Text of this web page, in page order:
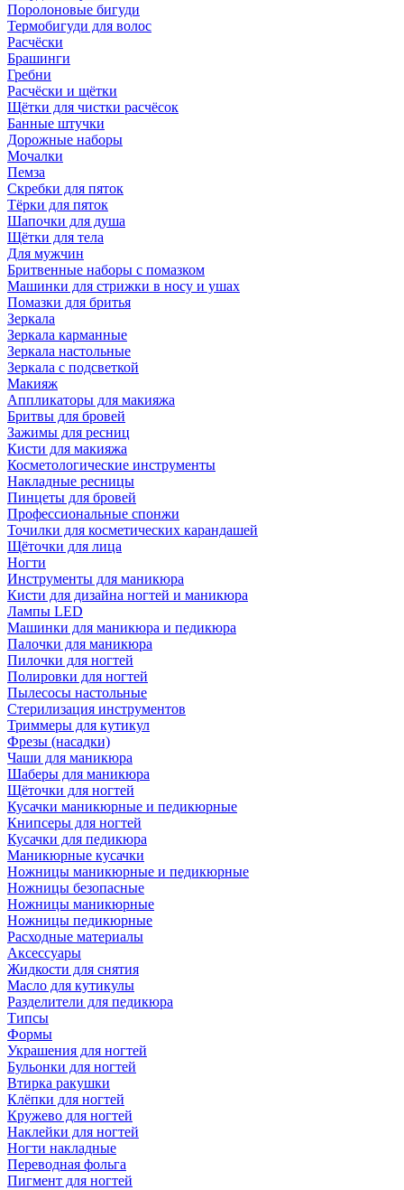
Поролоновые бигуди
Термобигуди для волос
Расчёски
Брашинги
Гребни
Расчёски и щётки
Щётки для чистки расчёсок
Банные штучки
Дорожные наборы
Мочалки
Пемза
Скребки для пяток
Тёрки для пяток
Шапочки для душа
Щётки для тела
Для мужчин
Бритвенные наборы с помазком
Машинки для стрижки в носу и ушах
Помазки для бритья
Зеркала
Зеркала карманные
Зеркала настольные
Зеркала с подсветкой
Макияж
Аппликаторы для макияжа
Бритвы для бровей
Зажимы для ресниц
Кисти для макияжа
Косметологические инструменты
Накладные ресницы
Пинцеты для бровей
Профессиональные спонжи
Точилки для косметических карандашей
Щёточки для лица
Ногти
Инструменты для маникюра
Кисти для дизайна ногтей и маникюра
Лампы LED
Машинки для маникюра и педикюра
Палочки для маникюра
Пилочки для ногтей
Полировки для ногтей
Пылесосы настольные
Стерилизация инструментов
Триммеры для кутикул
Фрезы (насадки)
Чаши для маникюра
Шаберы для маникюра
Щёточки для ногтей
Кусачки маникюрные и педикюрные
Книпсеры для ногтей
Кусачки для педикюра
Маникюрные кусачки
Ножницы маникюрные и педикюрные
Ножницы безопасные
Ножницы маникюрные
Ножницы педикюрные
Расходные материалы
Аксессуары
Жидкости для снятия
Масло для кутикулы
Разделители для педикюра
Типсы
Формы
Украшения для ногтей
Бульонки для ногтей
Втирка ракушки
Клёпки для ногтей
Кружево для ногтей
Наклейки для ногтей
Ногти накладные
Переводная фольга
Пигмент для ногтей